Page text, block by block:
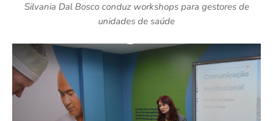
Silvania Dal Bosco conduz workshops para gestores de
unidades de saúde